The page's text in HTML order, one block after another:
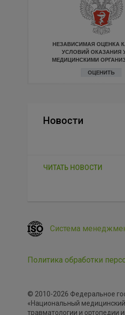
НЕЗАВИСИМАЯ ОЦЕНКА
УСЛОВИЙ ОКАЗАНИЯ
МЕДИЦИНСКИМИ
ОЦЕНИТЬ
Новости
ЧИТАТЬ НОВОСТИ
Система
Политика обработки
© 2010-2026 Федеральное
«Национальный
травматологии и ортопедии